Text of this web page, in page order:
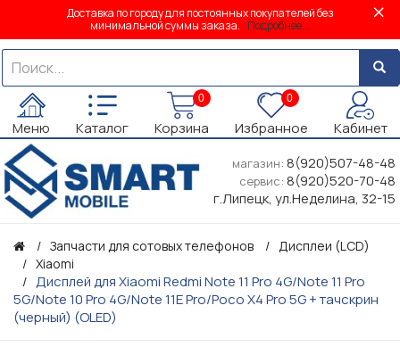
Доставка по городу для постоянных покупателей без
минимальной суммы заказа. Подробнее...
Меню Каталог
0
Корзина
0
Избранное Кабинет
магазин: 8(920)507-48-48
сервис: 8(920)520-70-48
г.Липецк, ул.Неделина, 32-15
Запчасти для сотовых телефонов
Дисплеи (LCD)
Xiaomi
Дисплей для Xiaomi Redmi Note 11 Pro 4G/Note 11 Pro
5G/Note 10 Pro 4G/Note 11E Pro/Poco X4 Pro 5G + тачскрин
(черный) (OLED)